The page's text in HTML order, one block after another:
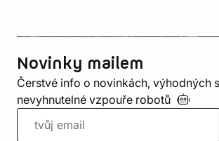
Novinky mailem
Čerstvé info o novinkách, výhodných
nevyhnutelné vzpouře robotů